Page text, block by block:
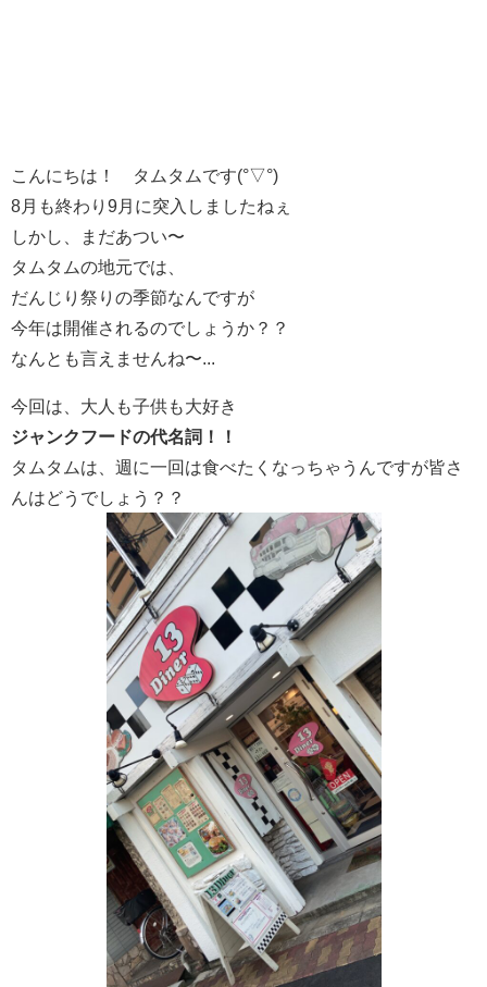
こんにちは！ タムタムです(°▽°)
8月も終わり9月に突入しましたねぇ
しかし、まだあつい〜
タムタムの地元では、
だんじり祭りの季節なんですが
今年は開催されるのでしょうか？？
なんとも言えませんね〜...
今回は、大人も子供も大好き
ジャンクフードの代名詞！！
タムタムは、週に一回は食べたくなっちゃうんですが皆さ
んはどうでしょう？？